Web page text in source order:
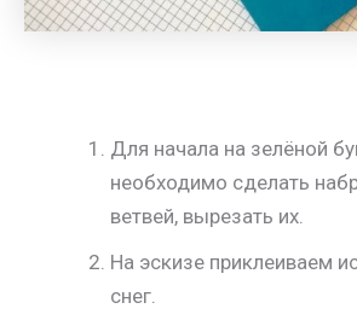
Для начала на зелёной
необходимо сделать
ветвей, вырезать их.
На эскизе приклеиваем
снег.